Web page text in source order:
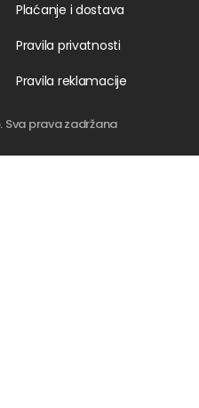
Plaćanje i dostava
Pravila privatnosti
Pravila reklamacije
Sva prava zadržana